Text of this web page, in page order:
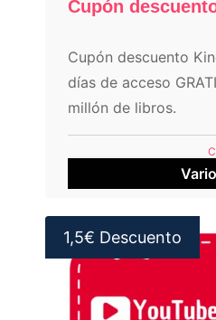
Cupón descuento
días de acceso
millón de libros.
1,5€ Descuento